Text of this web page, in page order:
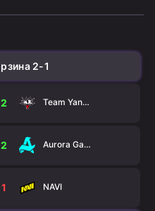
2-1
2 Team Yandex
2 Aurora Gaming
1 NAVI